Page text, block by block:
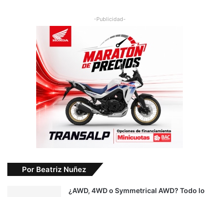
-Publicidad-
Por Beatriz Nuñez
¿AWD, 4WD o Symmetrical AWD? Todo lo